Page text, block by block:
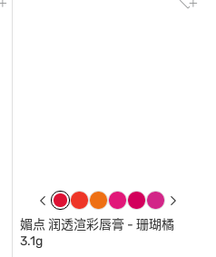
媚点 润透渲彩唇膏 - 珊瑚橘
3.1g